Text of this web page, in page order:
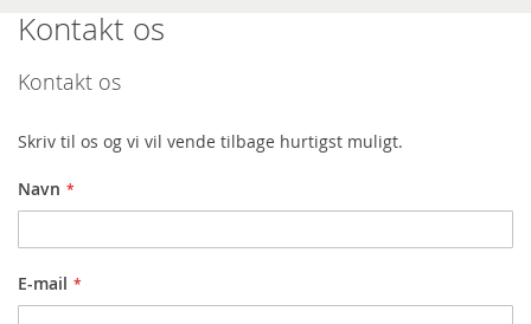
Kontakt os
Kontakt os
Skriv til os og vi vil vende tilbage hurtigst muligt.
Navn
E-mail